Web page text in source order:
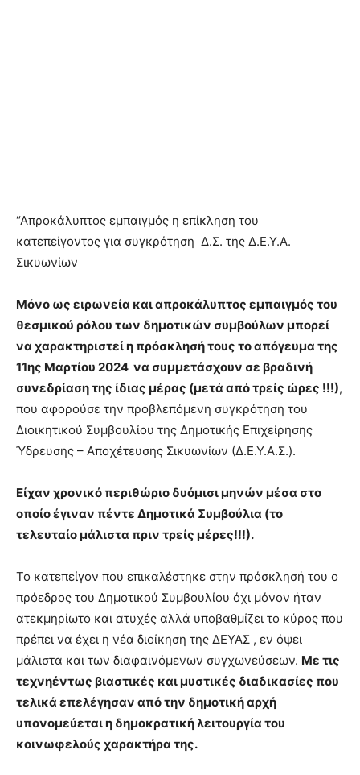
“Απροκάλυπτος εμπαιγμός η επίκληση του
κατεπείγοντος για συγκρότηση Δ.Σ. της Δ.Ε.Υ.Α.
Σικυωνίων
Μόνο ως ειρωνεία και απροκάλυπτος εμπαιγμός του
θεσμικού ρόλου των δημοτικών συμβούλων μπορεί
να χαρακτηριστεί η πρόσκλησή τους το απόγευμα της
11ης Μαρτίου 2024 να συμμετάσχουν σε βραδινή
συνεδρίαση της ίδιας μέρας (μετά από τρείς ώρες !!!),
που αφορούσε την προβλεπόμενη συγκρότηση του
Διοικητικού Συμβουλίου της Δημοτικής Επιχείρησης
Ύδρευσης – Αποχέτευσης Σικυωνίων (Δ.Ε.Υ.Α.Σ.).
Είχαν χρονικό περιθώριο δυόμισι μηνών μέσα στο
οποίο έγιναν πέντε Δημοτικά Συμβούλια (το
τελευταίο μάλιστα πριν τρείς μέρες!!!).
Το κατεπείγον που επικαλέστηκε στην πρόσκλησή του ο
πρόεδρος του Δημοτικού Συμβουλίου όχι μόνον ήταν
ατεκμηρίωτο και ατυχές αλλά υποβαθμίζει το κύρος που
πρέπει να έχει η νέα διοίκηση της ΔΕΥΑΣ , εν όψει
μάλιστα και των διαφαινόμενων συγχωνεύσεων. Με τις
τεχνηέντως βιαστικές και μυστικές διαδικασίες που
τελικά επελέγησαν από την δημοτική αρχή
υπονομεύεται η δημοκρατική λειτουργία του
κοινωφελούς χαρακτήρα της.